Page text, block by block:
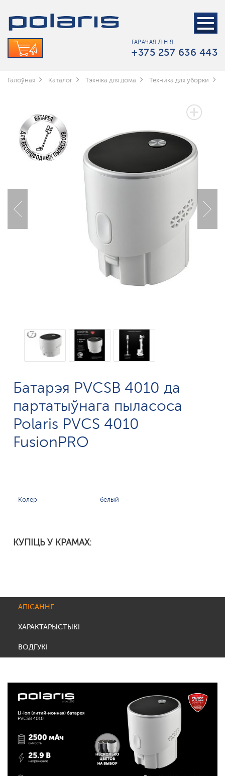
ГАРАЧАЯ ЛІНІЯ
+375 257 636 443
Галоўная Каталог Тэхніка для дома Техника для уборки
Батарэя PVCSB 4010 да
партатыўнага пыласоса
Polaris PVCS 4010
FusionPRO
Колер белый
КУПІЦЬ У КРАМАХ:
АПІСАННЕ
ХАРАКТАРЫСТЫКІ
ВОДГУКІ